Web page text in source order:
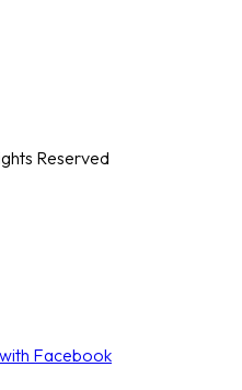
Reserved
Facebook